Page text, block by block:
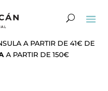
A PARTIR DE 41€ DE
A PARTIR DE 150€